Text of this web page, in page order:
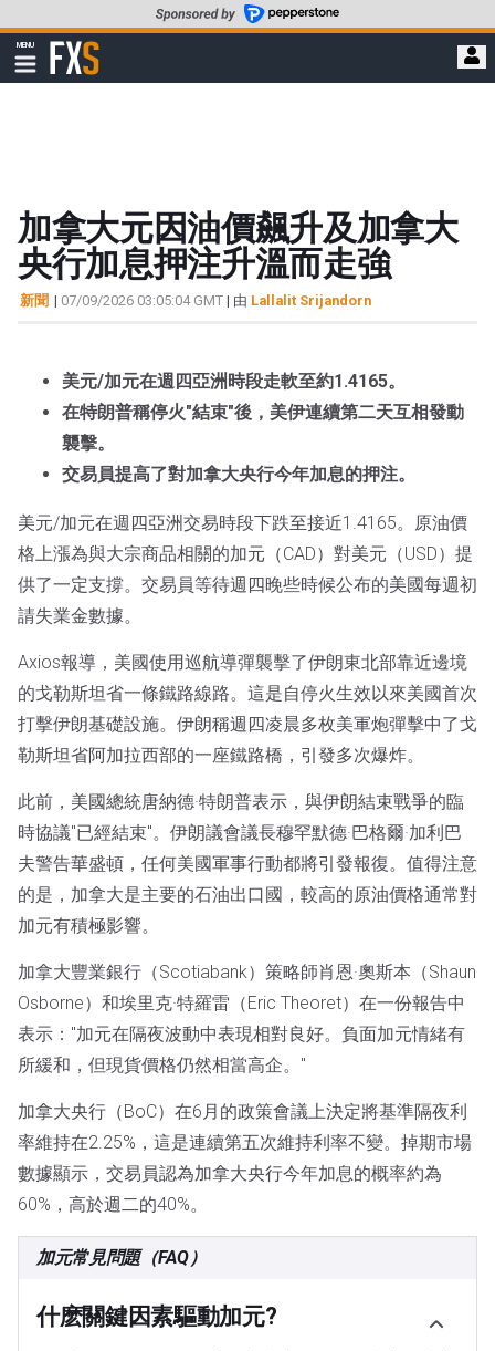
至
要
MENU
顯
示
FXStreet
加拿大元因油價飆升及加拿大
央行加息押注升溫而走強
新聞 | 07/09/2026 03:05:04 GMT | 由 Lallalit Srijandorn
美元/加元在週四亞洲時段走軟至約1.4165。
在特朗普稱停火"結束"後，美伊連續第二天互相發動
襲擊。
交易員提高了對加拿大央行今年加息的押注。
美元/加元在週四亞洲交易時段下跌至接近1.4165。原油價
格上漲為與大宗商品相關的加元（CAD）對美元（USD）提
供了一定支撐。交易員等待週四晚些時候公布的美國每週初
請失業金數據。
Axios報導，美國使用巡航導彈襲擊了伊朗東北部靠近邊境
的戈勒斯坦省一條鐵路線路。這是自停火生效以來美國首次
打擊伊朗基礎設施。伊朗稱週四凌晨多枚美軍炮彈擊中了戈
勒斯坦省阿加拉西部的一座鐵路橋，引發多次爆炸。
此前，美國總統唐納德·特朗普表示，與伊朗結束戰爭的臨
時協議"已經結束"。伊朗議會議長穆罕默德·巴格爾·加利巴
夫警告華盛頓，任何美國軍事行動都將引發報復。值得注意
的是，加拿大是主要的石油出口國，較高的原油價格通常對
加元有積極影響。
加拿大豐業銀行（Scotiabank）策略師肖恩·奧斯本（Shaun
Osborne）和埃里克·特羅雷（Eric Theoret）在一份報告中
表示："加元在隔夜波動中表現相對良好。負面加元情緒有
所緩和，但現貨價格仍然相當高企。"
加拿大央行（BoC）在6月的政策會議上決定將基準隔夜利
率維持在2.25%，這是連續第五次維持利率不變。掉期市場
數據顯示，交易員認為加拿大央行今年加息的概率約為
60%，高於週二的40%。
加元常見問題（FAQ）
什麽關鍵因素驅動加元?